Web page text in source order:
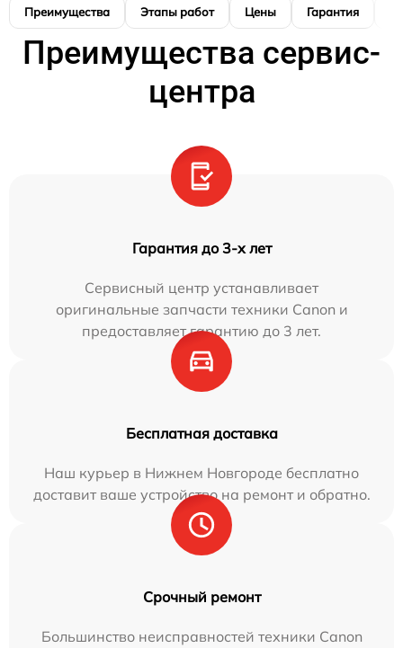
Преимущества Этапы работ Цены Гарантия
Преимущества сервис-
центра
Гарантия до 3-х лет
Сервисный центр устанавливает
оригинальные запчасти техники Canon и
предоставляет гарантию до 3 лет.
Бесплатная доставка
Наш курьер в Нижнем Новгороде бесплатно
доставит ваше устройство на ремонт и обратно.
Срочный ремонт
Большинство неисправностей техники Canon